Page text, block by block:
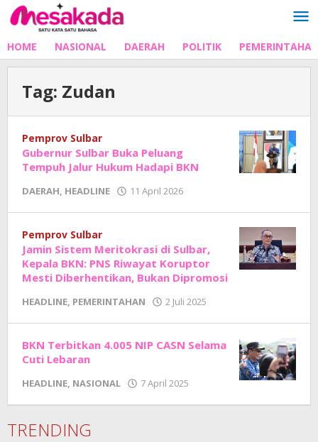
Lewati
ke
HOME NASIONAL DAERAH POLITIK
Tag: Zudan
Pemprov Sulbar
Gubernur Sulbar Buka Peluang
Tempuh Jalur Hukum Hadapi BKN
DAERAH, HEADLINE 11 April 2026
Junaedi
Pemprov Sulbar
Jamin Sistem Meritokrasi di Sulbar,
Kepala BKN: PNS Riwayat Koruptor
Mesti Diberhentikan, Bukan Dipromosi
HEADLINE, PEMERINTAHAN 2 Juli 2025
Junaedi
Sholat
BKN Terbitkan 4.005 NIP CASN Selama
Cuti Lebaran
HEADLINE, NASIONAL 7 April 2025
Junaedi
TRENDING